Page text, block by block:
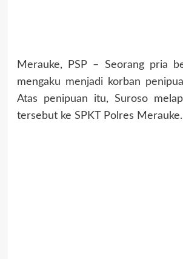
Merauke, PSP – Seorang pria
mengaku menjadi korban
Atas penipuan itu, Suroso
tersebut ke SPKT Polres Merauke.